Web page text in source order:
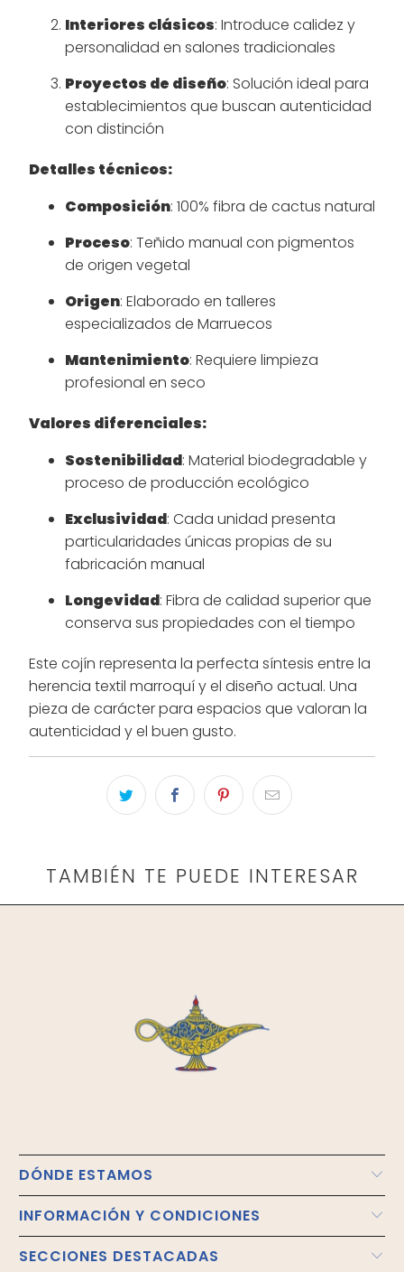
Interiores clásicos: Introduce calidez y
personalidad en salones tradicionales
Proyectos de diseño: Solución ideal para
establecimientos que buscan autenticidad
con distinción
Detalles técnicos:
Composición: 100% fibra de cactus natural
Proceso: Teñido manual con pigmentos
de origen vegetal
Origen: Elaborado en talleres
especializados de Marruecos
Mantenimiento: Requiere limpieza
profesional en seco
Valores diferenciales:
Sostenibilidad: Material biodegradable y
proceso de producción ecológico
Exclusividad: Cada unidad presenta
particularidades únicas propias de su
fabricación manual
Longevidad: Fibra de calidad superior que
conserva sus propiedades con el tiempo
Este cojín representa la perfecta síntesis entre la
herencia textil marroquí y el diseño actual. Una
pieza de carácter para espacios que valoran la
autenticidad y el buen gusto.
TAMBIÉN TE PUEDE INTERESAR
DÓNDE ESTAMOS
INFORMACIÓN Y CONDICIONES
SECCIONES DESTACADAS